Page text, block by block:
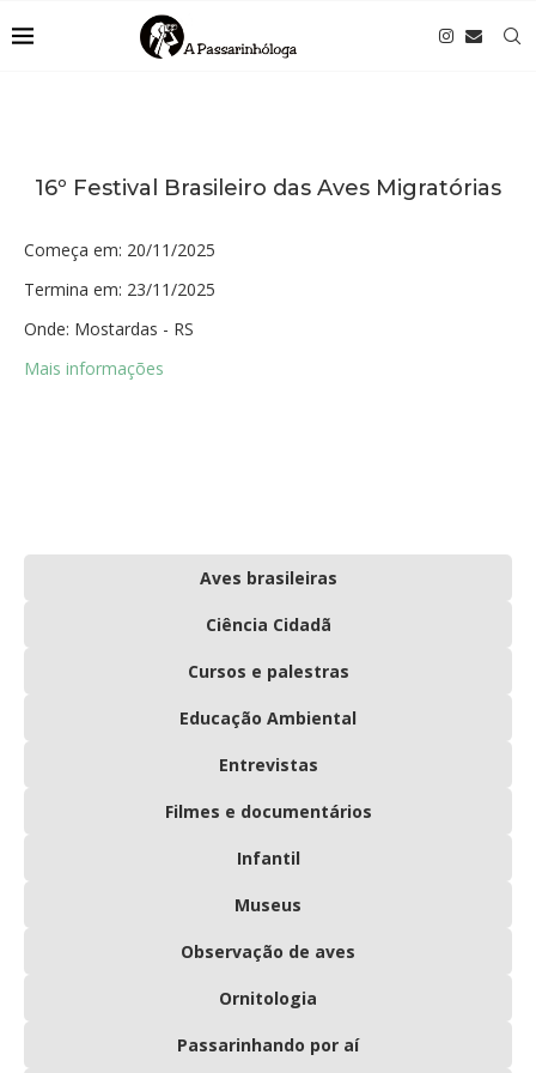
16º Festival Brasileiro das Aves Migratórias
Começa em: 20/11/2025
Termina em: 23/11/2025
Onde: Mostardas - RS
Mais informações
Aves brasileiras
Ciência Cidadã
Cursos e palestras
Educação Ambiental
Entrevistas
Filmes e documentários
Infantil
Museus
Observação de aves
Ornitologia
Passarinhando por aí